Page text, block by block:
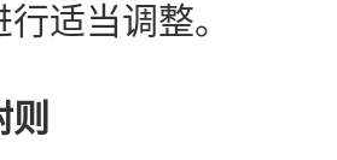
适当调整。
则